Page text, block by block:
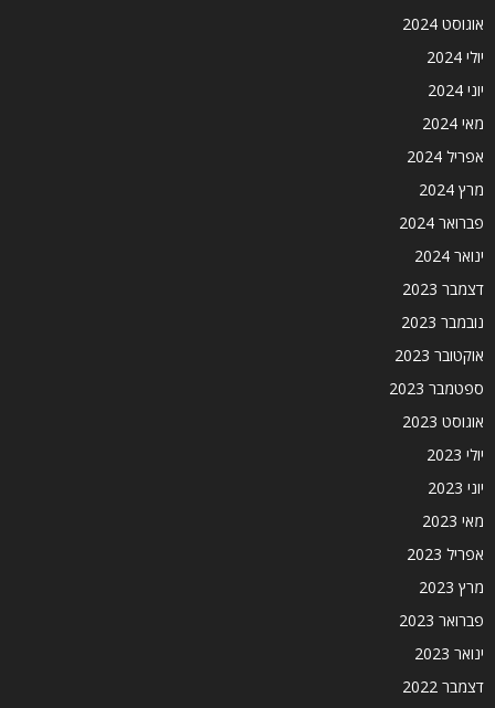
אוגוסט 2024
יולי 2024
יוני 2024
מאי 2024
אפריל 2024
מרץ 2024
פברואר 2024
ינואר 2024
דצמבר 2023
נובמבר 2023
אוקטובר 2023
ספטמבר 2023
אוגוסט 2023
יולי 2023
יוני 2023
מאי 2023
אפריל 2023
מרץ 2023
פברואר 2023
ינואר 2023
דצמבר 2022